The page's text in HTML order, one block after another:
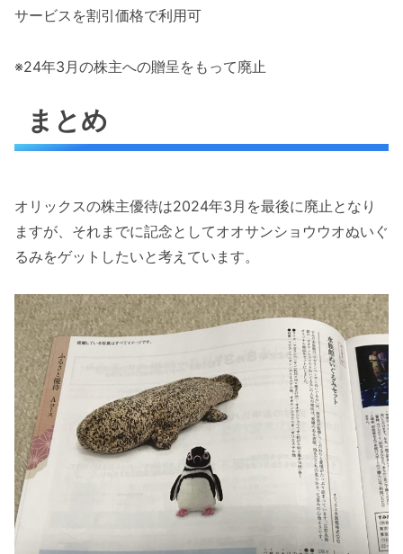
サービスを割引価格で利用可
※24年3月の株主への贈呈をもって廃止
まとめ
オリックスの株主優待は2024年3月を最後に廃止となり
ますが、それまでに記念としてオオサンショウウオぬいぐ
るみをゲットしたいと考えています。